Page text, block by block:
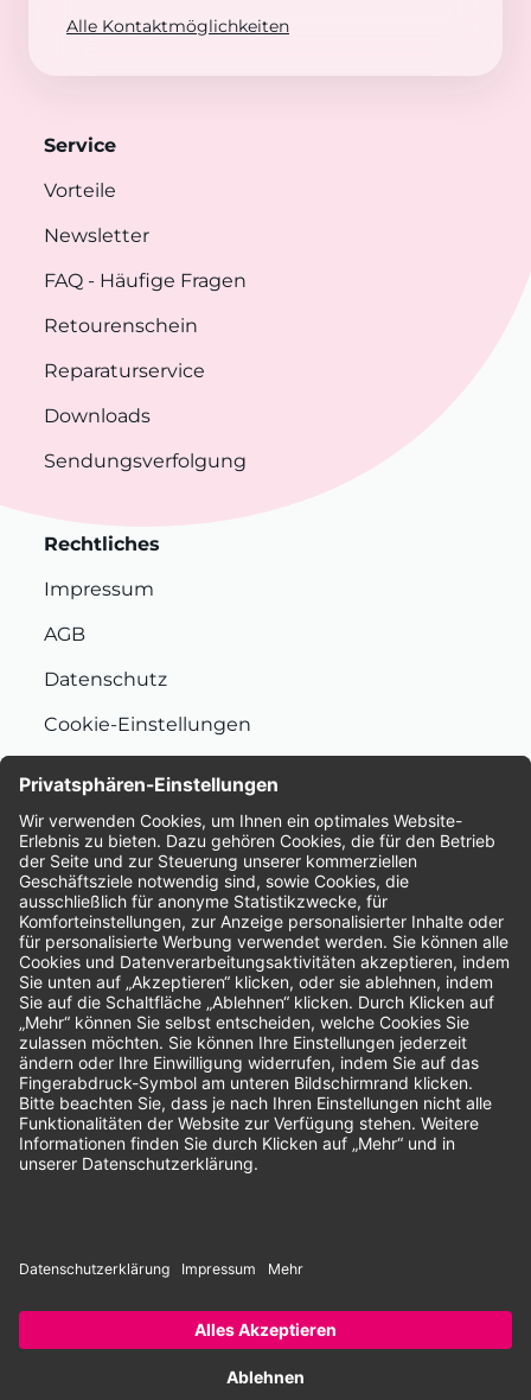
Alle Kontaktmöglichkeiten
Service
Vorteile
Newsletter
FAQ - Häufige Fragen
Retourenschein
Reparaturservice
Downloads
Sendungsverfolgung
Rechtliches
Impressum
AGB
Datenschutz
Cookie-Einstellungen
Bewertungen
Unsere Zahlungsarten:
Rechnung SEPA-Lastschrift Vorkasse